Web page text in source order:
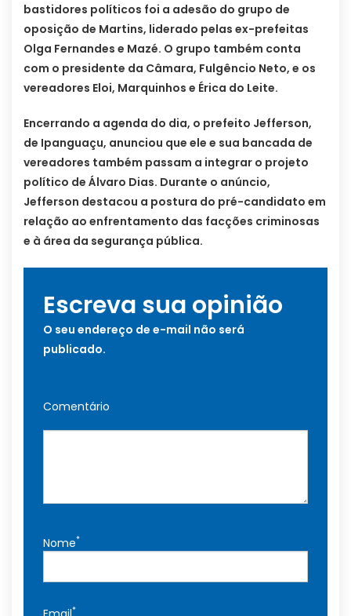
bastidores políticos foi a adesão do grupo de
oposição de Martins, liderado pelas ex-prefeitas
Olga Fernandes e Mazé. O grupo também conta
com o presidente da Câmara, Fulgêncio Neto, e os
vereadores Eloi, Marquinhos e Érica do Leite.
Encerrando a agenda do dia, o prefeito Jefferson,
de Ipanguaçu, anunciou que ele e sua bancada de
vereadores também passam a integrar o projeto
político de Álvaro Dias. Durante o anúncio,
Jefferson destacou a postura do pré-candidato em
relação ao enfrentamento das facções criminosas
e à área da segurança pública.
Escreva sua opinião
O seu endereço de e-mail não será
publicado.
Comentário
Nome*
*